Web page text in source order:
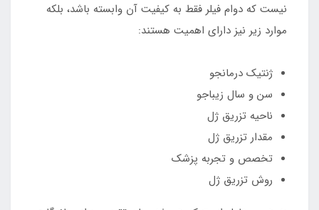
نیست که دوام فیلر فقط به کیفیت آن وابسته باشد، بلکه
موارد زیر نیز دارای اهمیت هستند:
ژنتیک درمانجو
سن و سال زیباجو
ناحیه تزریق ژل
مقدار تزریق ژل
تخصص و تجربه پزشک
روش تزریق ژل